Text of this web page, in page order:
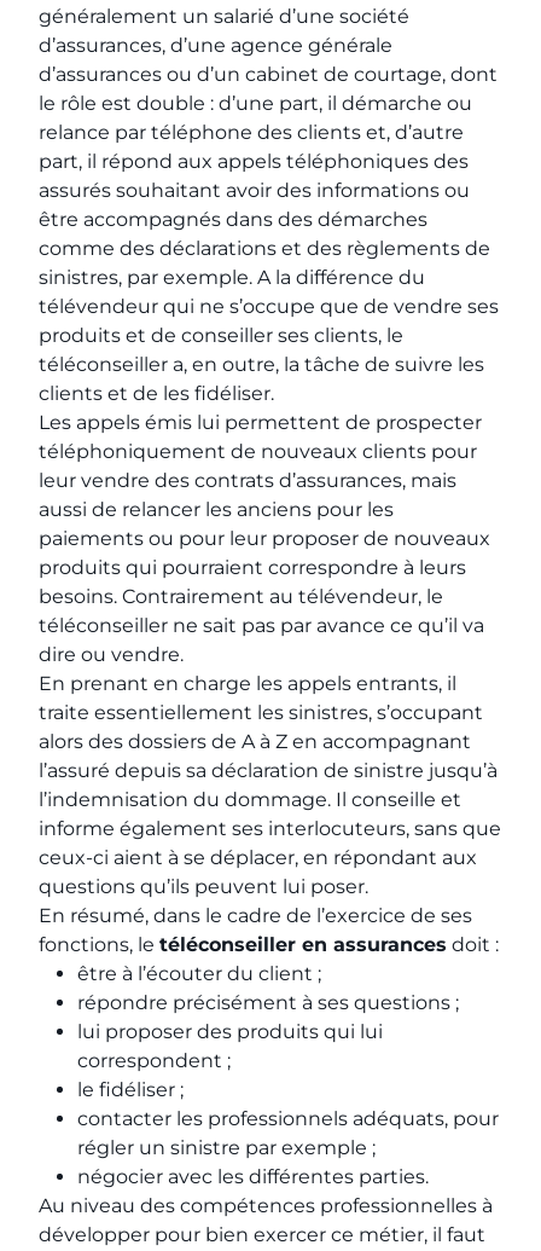
généralement un salarié d’une société
d’assurances, d’une agence générale
d’assurances ou d’un cabinet de courtage, dont
le rôle est double : d’une part, il démarche ou
relance par téléphone des clients et, d’autre
part, il répond aux appels téléphoniques des
assurés souhaitant avoir des informations ou
être accompagnés dans des démarches
comme des déclarations et des règlements de
sinistres, par exemple. A la différence du
télévendeur qui ne s’occupe que de vendre ses
produits et de conseiller ses clients, le
téléconseiller a, en outre, la tâche de suivre les
clients et de les fidéliser.
Les appels émis lui permettent de prospecter
téléphoniquement de nouveaux clients pour
leur vendre des contrats d’assurances, mais
aussi de relancer les anciens pour les
paiements ou pour leur proposer de nouveaux
produits qui pourraient correspondre à leurs
besoins. Contrairement au télévendeur, le
téléconseiller ne sait pas par avance ce qu’il va
dire ou vendre.
En prenant en charge les appels entrants, il
traite essentiellement les sinistres, s’occupant
alors des dossiers de A à Z en accompagnant
l’assuré depuis sa déclaration de sinistre jusqu’à
l’indemnisation du dommage. Il conseille et
informe également ses interlocuteurs, sans que
ceux-ci aient à se déplacer, en répondant aux
questions qu’ils peuvent lui poser.
En résumé, dans le cadre de l’exercice de ses
fonctions, le téléconseiller en assurances doit :
être à l’écouter du client ;
répondre précisément à ses questions ;
lui proposer des produits qui lui
correspondent ;
le fidéliser ;
contacter les professionnels adéquats, pour
régler un sinistre par exemple ;
négocier avec les différentes parties.
Au niveau des compétences professionnelles à
développer pour bien exercer ce métier, il faut